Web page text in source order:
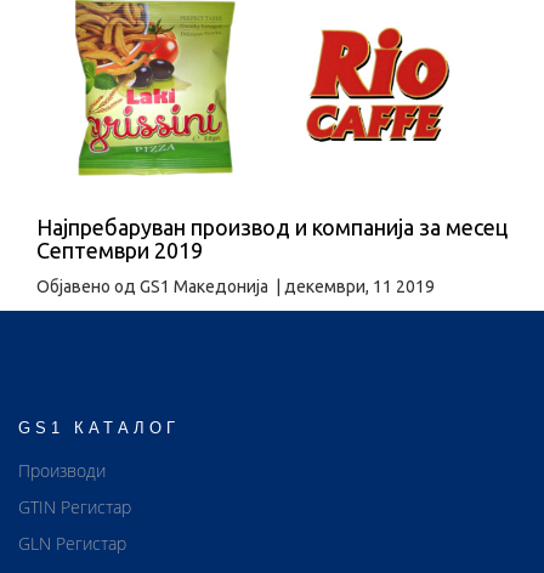
Најпребаруван производ и компанија за месец
Септември 2019
Објавено од GS1 Македонија декември, 11 2019
GS1 КАТАЛОГ
Производи
GTIN Регистар
GLN Регистар